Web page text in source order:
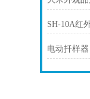
SH-10A红